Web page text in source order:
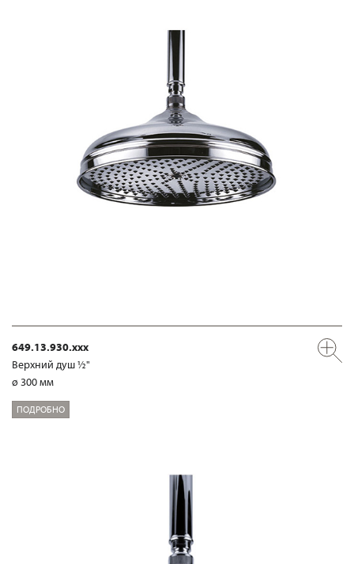
649.13.930.xxx
Верхний душ ½"
ø 300 мм
ПОДРОБНО